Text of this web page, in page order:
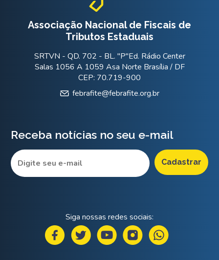
Associação Nacional de Fiscais de
Tributos Estaduais
SRTVN - QD. 702 - BL. "P"Ed. Rádio Center
Salas 1056 A 1059 Asa Norte Brasília / DF
CEP: 70.719-900
febrafite@febrafite.org.br
Receba notícias no seu e-mail
Siga nossas redes sociais: